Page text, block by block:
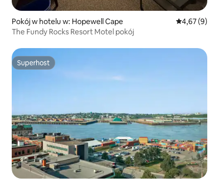
Pokój w hotelu w: Hopewell Cape Średnia
4,67 (9)
The Fundy Rocks Resort Motel pokój
Superhost
Superhost